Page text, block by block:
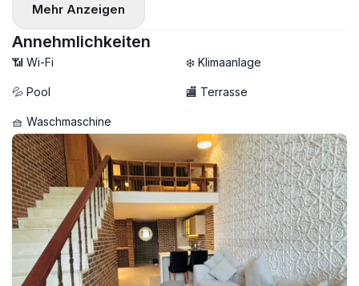
Mehr Anzeigen
Annehmlichkeiten
📶 Wi-Fi ❄️ Klimaanlage
💦 Pool 🏬 Terrasse
🧺 Waschmaschine